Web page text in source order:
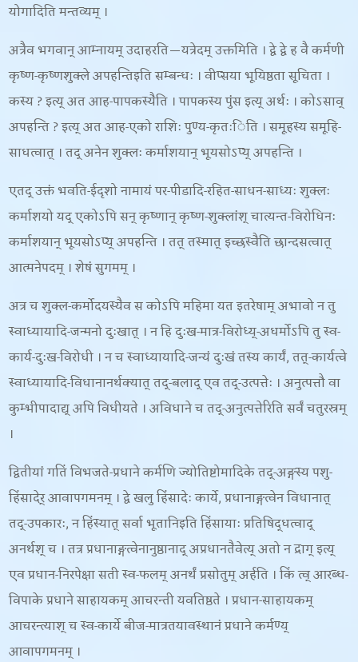
योगादिति मन्तव्यम् ।
अत्रैव भगवान् आम्नायम् उदाहरति—यत्रेदम् उक्तमिति । द्वे द्वे ह वै कर्मणी
कृष्ण-कृष्णशुक्ले अपहन्तिइति सम्बन्धः । वीप्सया भूयिष्ठता सूचिता ।
कस्य ? इत्य् अत आह-पापकस्यैति । पापकस्य पुंस इत्य् अर्थः । कोऽसाव्
अपहन्ति? इत्य् अत आह-एको राशिः पुण्य-कृतःिति । समूहस्य समूहि-
साधत्वात् । तद् अनेन शुक्लः कर्माशयान् भूयसोऽप्य् अपहन्ति ।
एतद् उक्तं भवति-ईदृशो नामायं पर-पीडादि-रहित-साधन-साध्यः शुक्लः
कर्माशयो यद् एकोऽपि सन् कृष्णान् कृष्ण-शुक्लांश् चात्यन्त-विरोधिनः
कर्माशयान् भूयसोऽप्य् अपहन्ति । तत् तस्मात् इच्छस्वैति छान्दसत्वात्
आत्मनेपदम् । शेषं सुगमम् ।
अत्र च शुक्ल-कर्मोदयस्यैव स कोऽपि महिमा यत इतरेषाम् अभावो न तु
स्वाध्यायादि-जन्मनो दुःखात् । न हि दुःख-मात्र-विरोध्य्-अधर्मोऽपि तु स्व-
कार्य-दुःख-विरोधी । न च स्वाध्यायादि-जन्यं दुःखं तस्य कार्यं, तत्-कार्यत्वे
स्वाध्यायादि-विधानानर्थक्यात् तद्-बलाद् एव तद्-उत्पत्तेः । अनुत्पत्तौ वा
कुम्भीपादाद्य् अपि विधीयते । अविधाने च तद्-अनुत्पत्तेरिति सर्वं चतुरस्रम्
।
द्वितीयां गतिं विभजते-प्रधाने कर्मणि ज्योतिष्टोमादिके तद्-अङ्गस्य पशु-
हिंसादेर् आवापगमनम् । द्वे खलु हिंसादेः कार्ये, प्रधानाङ्गत्वेन विधानात्
तद्-उपकारः, न हिंस्यात् सर्वा भूतानिइति हिंसायाः प्रतिषिद्धत्वाद्
अनर्थश् च । तत्र प्रधानाङ्गत्वेनानुष्ठानाद् अप्रधानतैवेत्य् अतो न द्राग् इत्य्
एव प्रधान-निरपेक्षा सती स्व-फलम् अनर्थं प्रसोतुम् अर्हति । किं त्व् आरब्ध-
विपाके प्रधाने साहायकम् आचरन्ती यवतिष्ठते । प्रधान-साहायकम्
आचरन्त्याश् च स्व-कार्ये बीज-मात्रतयावस्थानं प्रधाने कर्मण्य्
आवापगमनम् ।